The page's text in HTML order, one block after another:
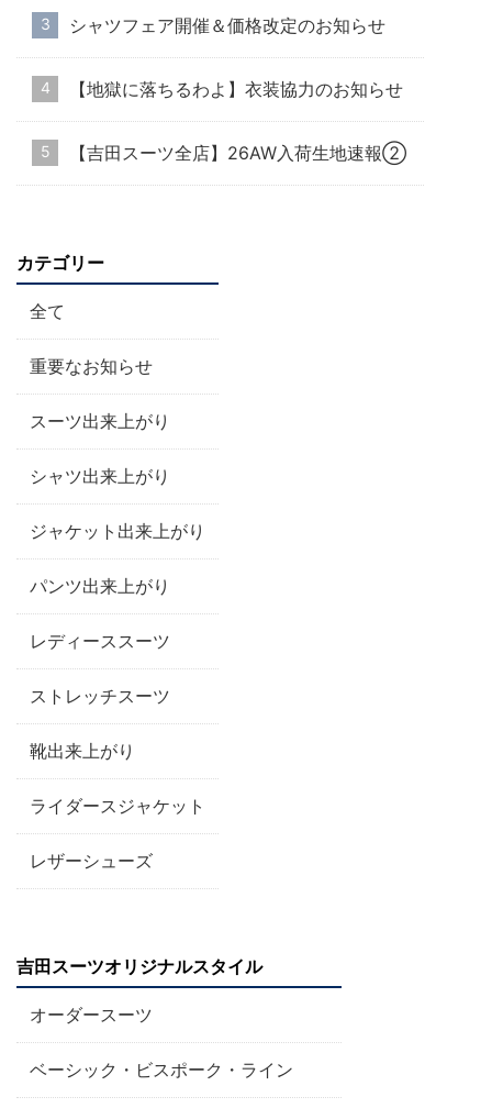
シャツフェア開催＆価格改定のお知らせ
【地獄に落ちるわよ】衣装協力のお知らせ
【吉田スーツ全店】26AW入荷生地速報②
カテゴリー
全て
重要なお知らせ
スーツ出来上がり
シャツ出来上がり
ジャケット出来上がり
パンツ出来上がり
レディーススーツ
ストレッチスーツ
靴出来上がり
ライダースジャケット
レザーシューズ
吉田スーツオリジナルスタイル
オーダースーツ
ベーシック・ビスポーク・ライン